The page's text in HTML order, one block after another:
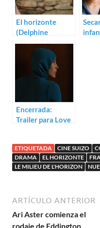
El horizonte
(Delphine
Lehericey)
Encerrada:
Trailer para Love
ETIQUETADA CINE SUIZO
DRAMA
EL HORIZONTE
LE MILIEU DE L'HORIZON
ARTÍCULO ANTERIOR
Ari Aster comienza el
rodaje de Eddington